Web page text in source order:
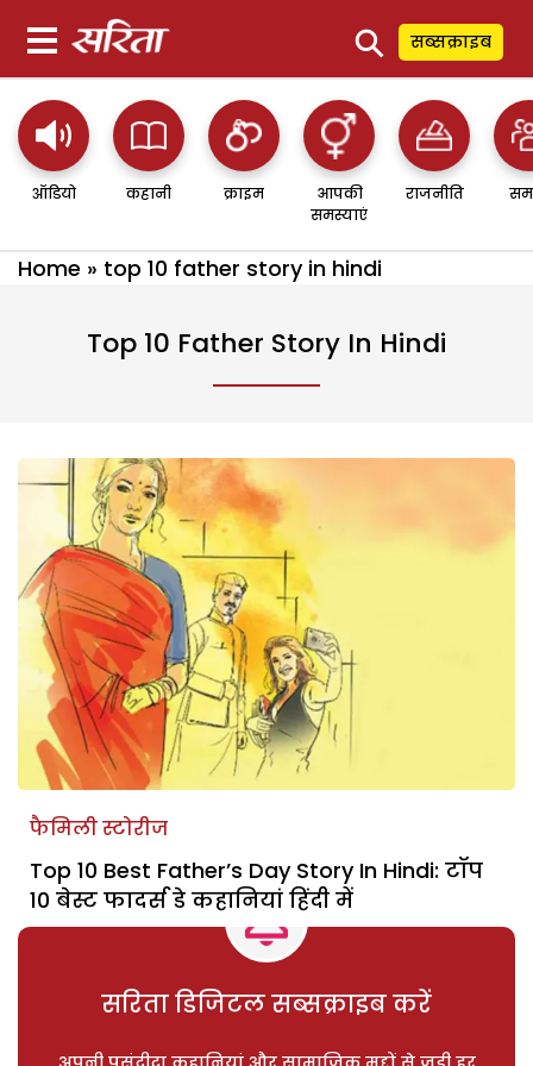
⚲ सब्सक्राइब
ऑडियो कहानी क्राइम
आपकी
समस्याएं
राजनीति
Home » top 10 father story in hindi
Top 10 Father Story In Hindi
फैमिली स्टोरीज
Top 10 Best Father’s Day Story In Hindi: टॉप
10 बेस्ट फादर्स डे कहानियां हिंदी में
सरिता डिजिटल सब्सक्राइब करें